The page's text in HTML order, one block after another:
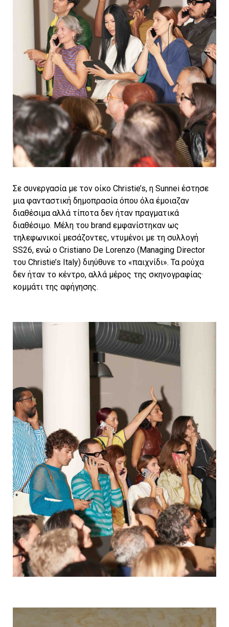
Σε συνεργασία με τον οίκο Christie’s, η Sunnei έστησε
μια φανταστική δημοπρασία όπου όλα έμοιαζαν
διαθέσιμα αλλά τίποτα δεν ήταν πραγματικά
διαθέσιμο. Μέλη του brand εμφανίστηκαν ως
τηλεφωνικοί μεσάζοντες, ντυμένοι με τη συλλογή
SS26, ενώ ο Cristiano De Lorenzo (Managing Director
του Christie’s Italy) διηύθυνε το «παιχνίδι». Τα ρούχα
δεν ήταν το κέντρο, αλλά μέρος της σκηνογραφίας·
κομμάτι της αφήγησης.